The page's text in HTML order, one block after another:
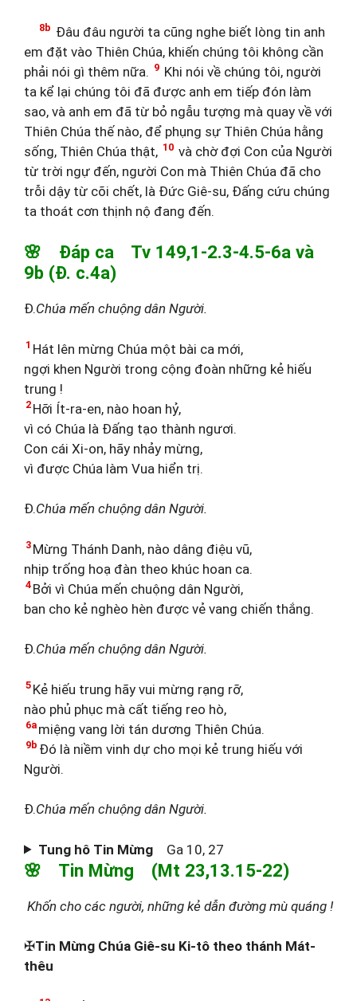
8b Đâu đâu người ta cũng nghe biết lòng tin anh
em đặt vào Thiên Chúa, khiến chúng tôi không cần
phải nói gì thêm nữa. 9 Khi nói về chúng tôi, người
ta kể lại chúng tôi đã được anh em tiếp đón làm
sao, và anh em đã từ bỏ ngẫu tượng mà quay về với
Thiên Chúa thế nào, để phụng sự Thiên Chúa hằng
sống, Thiên Chúa thật, 10 và chờ đợi Con của Người
từ trời ngự đến, người Con mà Thiên Chúa đã cho
trỗi dậy từ cõi chết, là Đức Giê-su, Đấng cứu chúng
ta thoát cơn thịnh nộ đang đến.
🌸 Đáp ca Tv 149,1-2.3-4.5-6a và
9b (Đ. c.4a)
Đ.Chúa mến chuộng dân Người.
1 Hát lên mừng Chúa một bài ca mới,
ngợi khen Người trong cộng đoàn những kẻ hiếu
trung !
2 Hỡi Ít-ra-en, nào hoan hỷ,
vì có Chúa là Đấng tạo thành ngươi.
Con cái Xi-on, hãy nhảy mừng,
vì được Chúa làm Vua hiển trị.
Đ.Chúa mến chuộng dân Người.
3 Mừng Thánh Danh, nào dâng điệu vũ,
nhịp trống hoạ đàn theo khúc hoan ca.
4 Bởi vì Chúa mến chuộng dân Người,
ban cho kẻ nghèo hèn được vẻ vang chiến thắng.
Đ.Chúa mến chuộng dân Người.
5 Kẻ hiếu trung hãy vui mừng rạng rỡ,
nào phủ phục mà cất tiếng reo hò,
6a miệng vang lời tán dương Thiên Chúa.
9b Đó là niềm vinh dự cho mọi kẻ trung hiếu với
Người.
Đ.Chúa mến chuộng dân Người.
Tung hô Tin Mừng Ga 10, 27
🌸 Tin Mừng (Mt 23,13.15-22)
Khốn cho các người, những kẻ dẫn đường mù quáng !
✠Tin Mừng Chúa Giê-su Ki-tô theo thánh Mát-
thêu